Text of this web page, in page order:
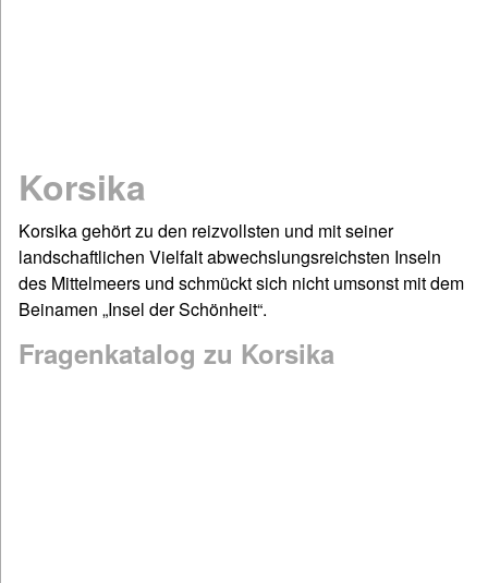
Deutsch: Grammatik & Co
Figuren- & Bilderrätsel
Informationen
Impressum / Kontakt
Sitemap
Korsika
Korsika gehört zu den reizvollsten und mit seiner
landschaftlichen Vielfalt abwechslungsreichsten Inseln
des Mittelmeers und schmückt sich nicht umsonst mit dem
Beinamen „Insel der Schönheit“.
Fragenkatalog zu Korsika